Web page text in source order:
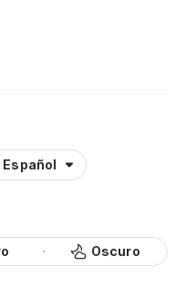
Español
Oscuro